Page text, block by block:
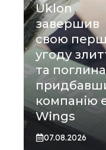
Uklon
завершив
свою
угоду
та
компанію
Wings
07.08.2026